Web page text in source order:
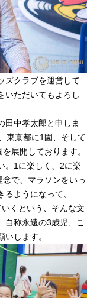
ズクラブを運営して
いただいてもよろし
田中孝太郎と申しま
東京都に1園、そして
展開しております。
。1に楽しく、2に楽
で、マラソンをいっ
ようになって、
くという、そんな文
自称永遠の3歳児、こ
します。